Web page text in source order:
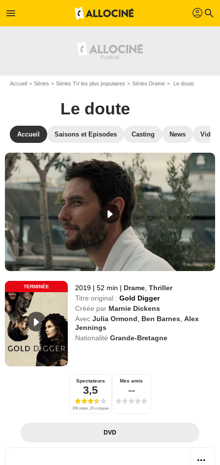
menu profil search
Accueil Séries Séries TV les plus populaires Séries Drame Le doute
Le doute
Accueil Saisons et Episodes Casting News
TERMINÉE 2019 | 52 min | Drame ,Thriller
Titre original : Gold Digger
Créée par Marnie Dickens
Avec Julia Ormond Ben Barnes ,Alex
Jennings
Nationalité Grande-Bretagne
Spectateurs
3,5
106 notes, 20 critiques
Mes amis
--
DVD